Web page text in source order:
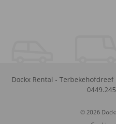
Dockx Rental - Terbekehofdreef
© 2026